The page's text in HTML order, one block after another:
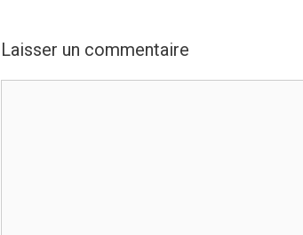
Laisser un commentaire